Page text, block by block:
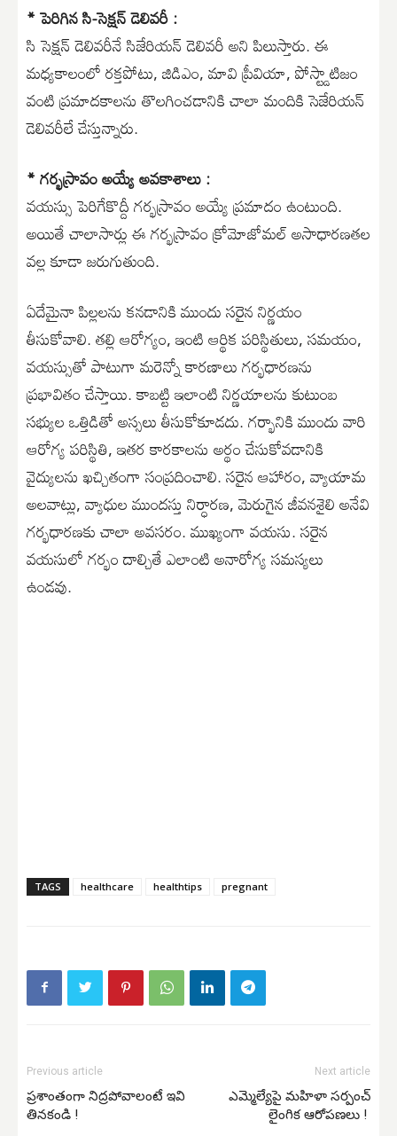
* పెరిగిన సి-సెక్షన్ డెలివరీ :
సి సెక్షన్ డెలివరీనే సిజేరియన్ డెలివరీ అని పిలుస్తారు. ఈ
మధ్యకాలంలో రక్తపోటు, జిడిఎం, మావి ప్రీవియా, పోస్ట్డాటిజం
వంటి ప్రమాదకాలను తొలగించడానికి చాలా మందికి సెజేరియన్
డెలివరీలే చేస్తున్నారు.
* గర్భస్రావం అయ్యే అవకాశాలు :
వయస్సు పెరిగేకొద్దీ గర్భస్రావం అయ్యే ప్రమాదం ఉంటుంది.
అయితే చాలాసార్లు ఈ గర్భస్రావం క్రోమోజోమల్ అసాధారణతల
వల్ల కూడా జరుగుతుంది.
ఏదేమైనా పిల్లలను కనడానికి ముందు సరైన నిర్ణయం
తీసుకోవాలి. తల్లి ఆరోగ్యం, ఇంటి ఆర్థిక పరిస్థితులు, సమయం,
వయస్సుతో పాటుగా మరెన్నో కారణాలు గర్భధారణను
ప్రభావితం చేస్తాయి. కాబట్టి ఇలాంటి నిర్ణయాలను కుటుంబ
సభ్యుల ఒత్తిడితో అస్సలు తీసుకోకూడదు. గర్భానికి ముందు వారి
ఆరోగ్య పరిస్థితి, ఇతర కారకాలను అర్థం చేసుకోవడానికి
వైద్యులను ఖచ్చితంగా సంప్రదించాలి. సరైన ఆహారం, వ్యాయామ
అలవాట్లు, వ్యాధుల ముందస్తు నిర్ధారణ, మెరుగైన జీవనశైలి అనేవి
గర్భధారణకు చాలా అవసరం. ముఖ్యంగా వయసు. సరైన
వయసులో గర్భం దాల్చితే ఎలాంటి అనారోగ్య సమస్యలు
ఉండవు.
TAGS healthcare healthtips pregnant
Previous article
ప్రశాంతంగా నిద్రపోవాలంటే ఇవి
తినకండి !
Next article
ఎమ్మెల్యేపై మహిళా సర్పంచ్
లైంగిక ఆరోపణలు !